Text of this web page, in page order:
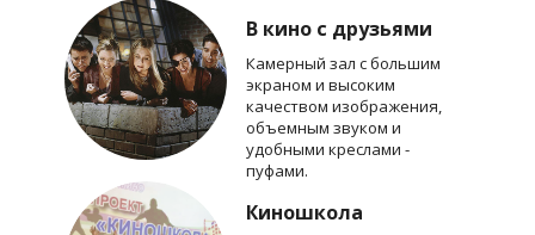
В кино с друзьями
Камерный зал с большим
экраном и высоким
качеством изображения,
объемным звуком и
удобными креслами -
пуфами.
Киношкола